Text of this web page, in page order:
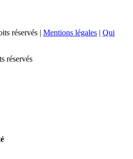
réservés | Mentions légales | Qui
réservés